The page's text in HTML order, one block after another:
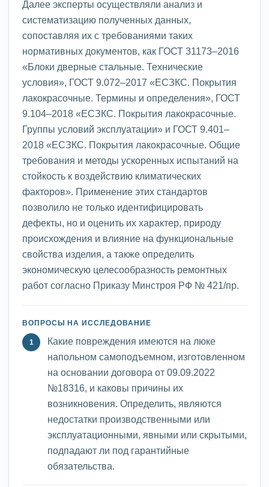
Далее эксперты осуществляли анализ и
систематизацию полученных данных,
сопоставляя их с требованиями таких
нормативных документов, как ГОСТ 31173–2016
«Блоки дверные стальные. Технические
условия», ГОСТ 9.072–2017 «ЕСЗКС. Покрытия
лакокрасочные. Термины и определения», ГОСТ
9.104–2018 «ЕСЗКС. Покрытия лакокрасочные.
Группы условий эксплуатации» и ГОСТ 9.401–
2018 «ЕСЗКС. Покрытия лакокрасочные. Общие
требования и методы ускоренных испытаний на
стойкость к воздействию климатических
факторов». Применение этих стандартов
позволило не только идентифицировать
дефекты, но и оценить их характер, природу
происхождения и влияние на функциональные
свойства изделия, а также определить
экономическую целесообразность ремонтных
работ согласно Приказу Минстроя РФ № 421/пр.
ВОПРОСЫ НА ИССЛЕДОВАНИЕ
Какие повреждения имеются на люке
напольном самоподъемном, изготовленном
на основании договора от 09.09.2022
№18316, и каковы причины их
возникновения. Определить, являются
недостатки производственными или
эксплуатационными, явными или скрытыми,
подпадают ли под гарантийные
обязательства.